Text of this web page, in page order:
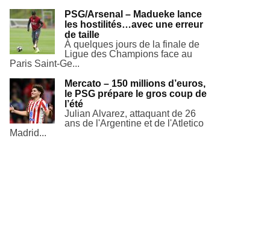
PSG/Arsenal – Madueke lance
les hostilités…avec une erreur
de taille
À quelques jours de la finale de
Ligue des Champions face au
Paris Saint-Ge...
Mercato – 150 millions d’euros,
le PSG prépare le gros coup de
l’été
Julian Alvarez, attaquant de 26
ans de l'Argentine et de l'Atletico
Madrid...